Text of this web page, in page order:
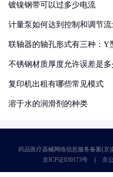
镀镍钢带可以过多少电流
计量泵如何达到控制和调节
联轴器的轴孔形式有三种：Y
不锈钢材质厚度允许误差是多
复印机出租有哪些常见模式
溶于水的润滑剂的种类
药品医疗器械网络信息服务备案(京
京ICP证030173号
京